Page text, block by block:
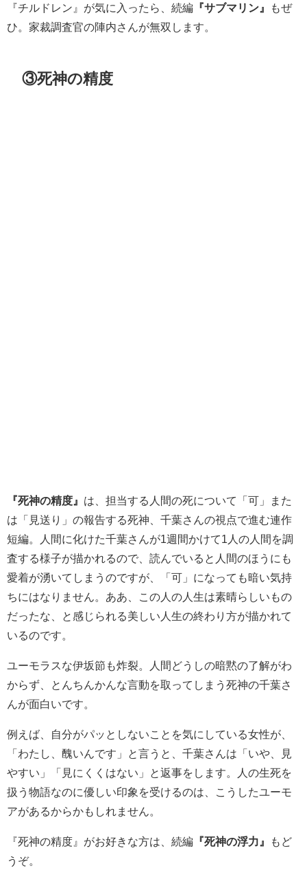
『チルドレン』が気に入ったら、続編 『サブマリン』
もぜ
ひ。家裁調査官の陣内さんが無双します。
③死神の精度
『死神の精度』 は、担当する人間の死について「可」また
は「見送り」の報告する死神、千葉さんの視点で進む連作
短編。人間に化けた千葉さんが1週間かけて1人の人間を調
査する様子が描かれるので、読んでいると人間のほうにも
愛着が湧いてしまうのですが、「可」になっても暗い気持
ちにはなりません。ああ、この人の人生は素晴らしいもの
だったな、と感じられる美しい人生の終わり方が描かれて
いるのです。
ユーモラスな伊坂節も炸裂。人間どうしの暗黙の了解がわ
からず、とんちんかんな言動を取ってしまう死神の千葉さ
んが面白いです。
例えば、自分がパッとしないことを気にしている女性が、
「わたし、醜いんです」と言うと、千葉さんは「いや、見
やすい」「見にくくはない」と返事をします。人の生死を
扱う物語なのに優しい印象を受けるのは、こうしたユーモ
アがあるからかもしれません。
『死神の精度』がお好きな方は、続編 『死神の浮力』
もど
うぞ。